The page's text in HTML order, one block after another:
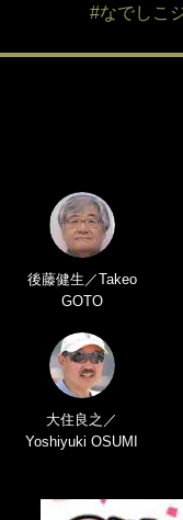
#なでしこ
後藤健生／Takeo
GOTO
大住良之／
Yoshiyuki OSUMI